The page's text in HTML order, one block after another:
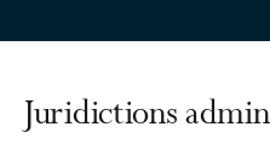
Juridictions